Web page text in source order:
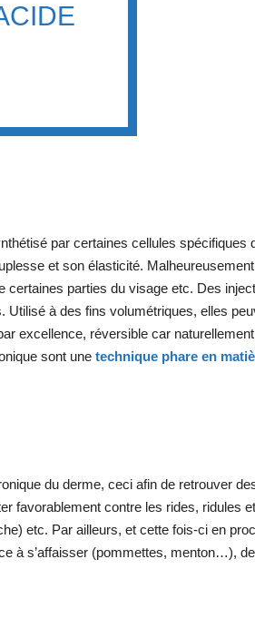
par certaines cellules
et son élasticité.
parties du visage etc. Des
à des fins volumétriques, elles
excellence, réversible car
sont unetechnique phare en
du derme, ceci afin de retrouver
favorablement contre les rides, ridules
etc. Par ailleurs, et cette fois-ci en
à s’affaisser (pommettes, menton…),